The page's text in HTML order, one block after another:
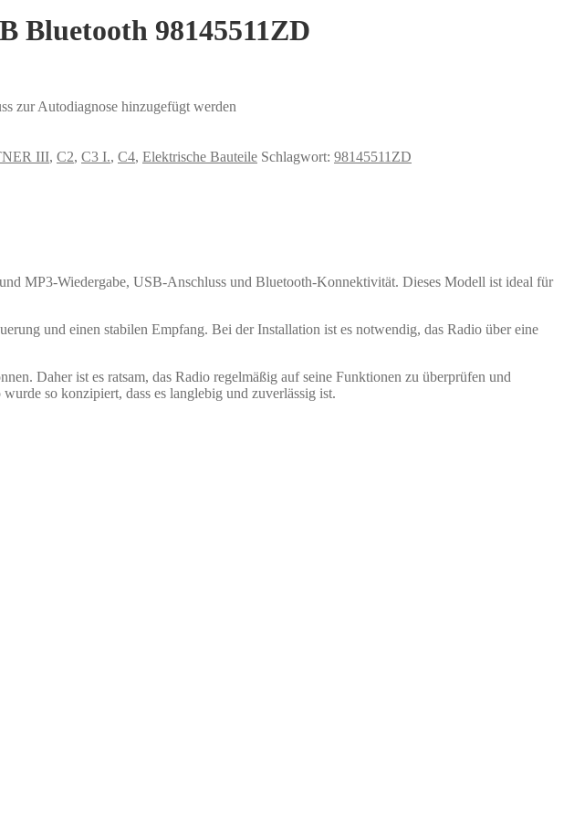
Bluetooth 98145511ZD
Autodiagnose hinzugefügt werden
III, C2, C3 I., C4, Elektrische Bauteile Schlagwort: 98145511ZD
MP3-Wiedergabe, USB-Anschluss und Bluetooth-Konnektivität. Dieses Modell ist ideal für
und einen stabilen Empfang. Bei der Installation ist es notwendig, das Radio über eine
Daher ist es ratsam, das Radio regelmäßig auf seine Funktionen zu überprüfen und
so konzipiert, dass es langlebig und zuverlässig ist.